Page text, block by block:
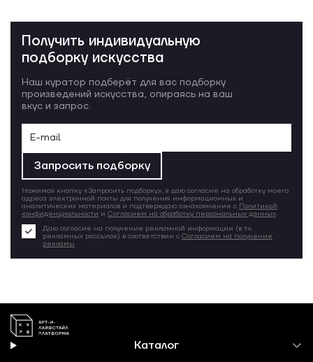
Получить индивидуальную
подборку искусства
Наш куратор подберёт для вас подборку
произведений искусства, опираясь на ваш
вкус и запрос.
Запросить подборку
Нажимая кнопку «Запросить подборку», я даю согласие на обработку моего
адреса электронной почты для получения информационных и
аналитических материалов и подтверждаю ознакомление с Политикой
конфиденциальности и Согласием на обработку персональных данных.
Даю согласие на получение рекламной информации (в т.ч.
рекламных рассылок) в соответствии с Согласием на получение
рекламы
Каталог